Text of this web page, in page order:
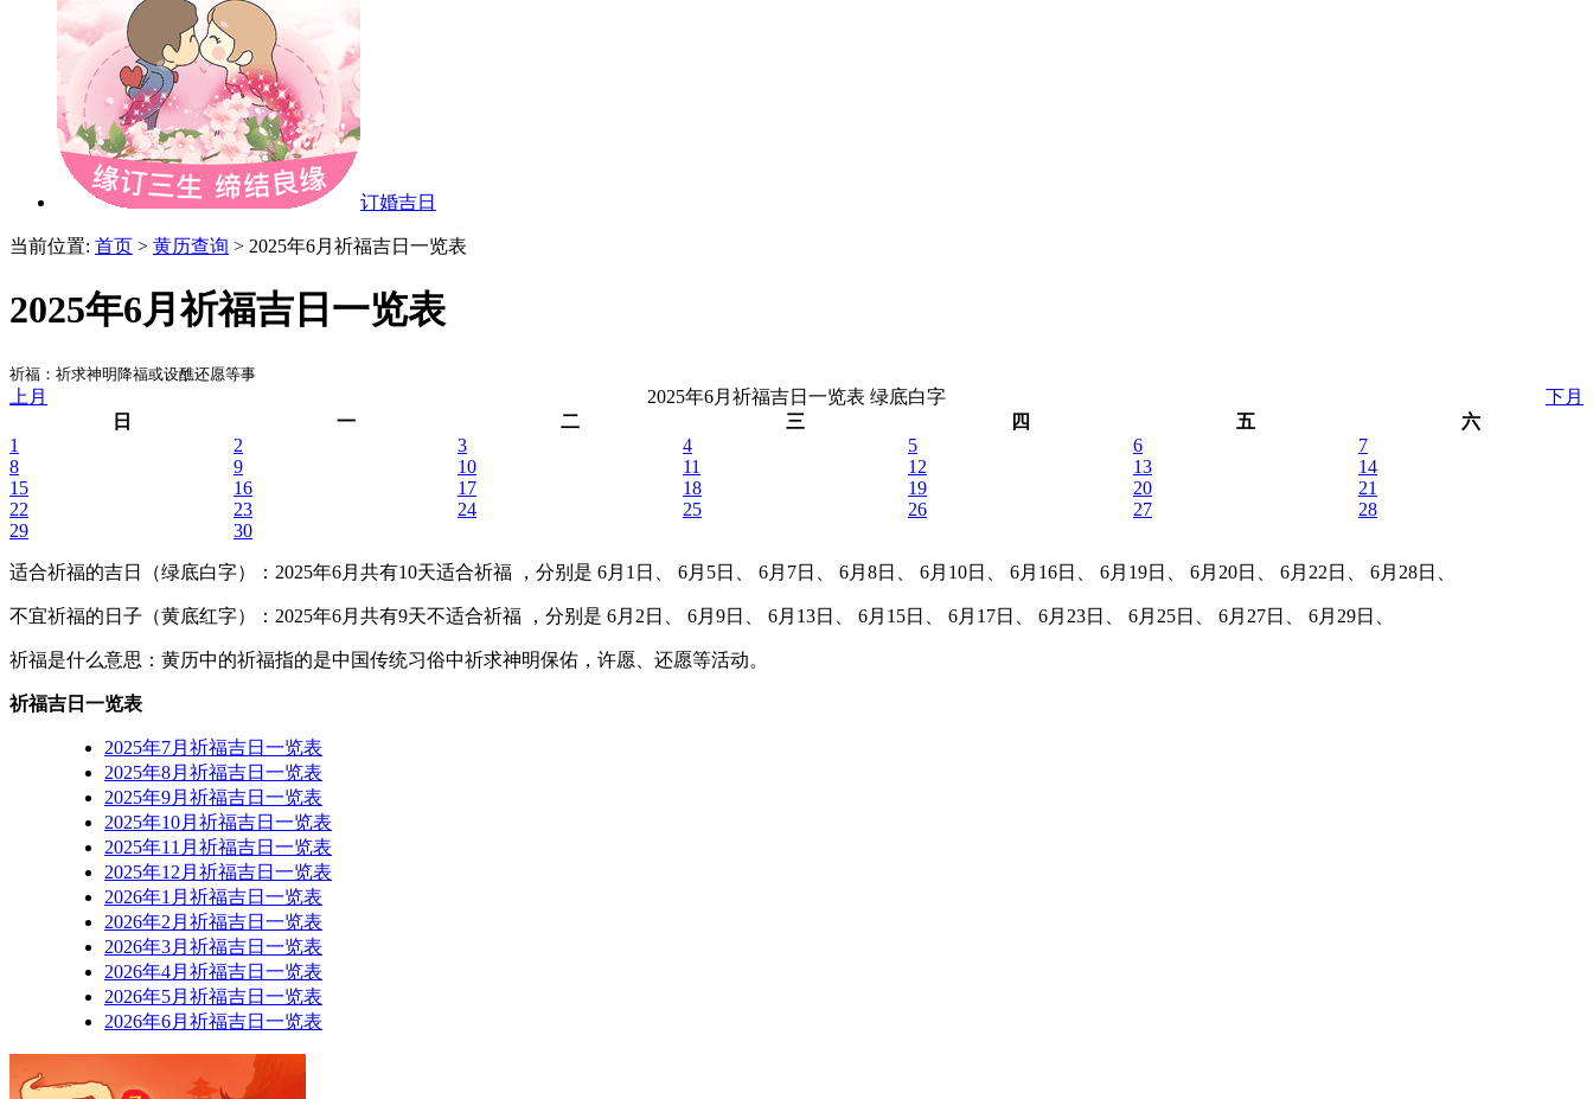
订婚吉日
当前位置: 首页 > 黄历查询 > 2025年6月祈福吉日一览表
2025年6月祈福吉日一览表
祈福：祈求神明降福或设醮还愿等事
上月 2025年6月祈福吉日一览表 绿底白字
下月
日
一 二 三 四 五
六
1
2 3 4 5 6
7
8
9 10 11 12 13
14
15
16 17 18 19 20
21
22
23 24 25 26 27
28
29
30
适合祈福的吉日（绿底白字） ：2025年6月共有10天适合祈福 ，分别是 6月1日、 6月5日、 6月7日、 6月8日、 6月10日、 6月16日、 6月19日、 6月20日、 6月22日、 6月28日、
不宜祈福的日子（黄底红字） ：2025年6月共有9天不适合祈福 ，分别是 6月2日、 6月9日、 6月13日、 6月15日、 6月17日、 6月23日、 6月25日、 6月27日、 6月29日、
祈福是什么意思：黄历中的祈福指的是中国传统习俗中祈求神明保佑，许愿、还愿等活动。
祈福吉日一览表
2025年7月祈福吉日一览表
2025年8月祈福吉日一览表
2025年9月祈福吉日一览表
2025年10月祈福吉日一览表
2025年11月祈福吉日一览表
2025年12月祈福吉日一览表
2026年1月祈福吉日一览表
2026年2月祈福吉日一览表
2026年3月祈福吉日一览表
2026年4月祈福吉日一览表
2026年5月祈福吉日一览表
2026年6月祈福吉日一览表